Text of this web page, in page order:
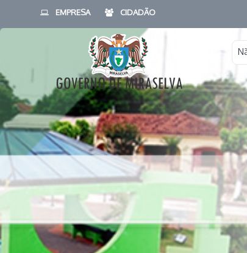
EMPRESA CIDADÃO